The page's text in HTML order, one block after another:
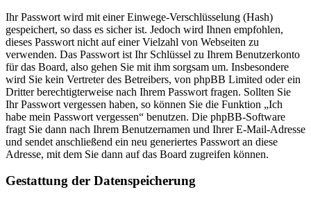
Ihr Passwort wird mit einer Einwege-Verschlüsselung (Hash)
gespeichert, so dass es sicher ist. Jedoch wird Ihnen empfohlen,
dieses Passwort nicht auf einer Vielzahl von Webseiten zu
verwenden. Das Passwort ist Ihr Schlüssel zu Ihrem Benutzerkonto
für das Board, also gehen Sie mit ihm sorgsam um. Insbesondere
wird Sie kein Vertreter des Betreibers, von phpBB Limited oder ein
Dritter berechtigterweise nach Ihrem Passwort fragen. Sollten Sie
Ihr Passwort vergessen haben, so können Sie die Funktion „Ich
habe mein Passwort vergessen“ benutzen. Die phpBB-Software
fragt Sie dann nach Ihrem Benutzernamen und Ihrer E-Mail-Adresse
und sendet anschließend ein neu generiertes Passwort an diese
Adresse, mit dem Sie dann auf das Board zugreifen können.
Gestattung der Datenspeicherung